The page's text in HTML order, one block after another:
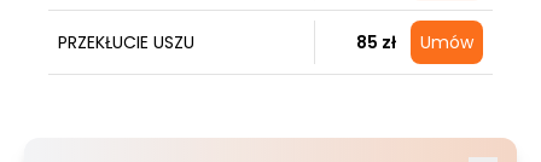
PRZEKŁUCIE USZU 85 zł Umów